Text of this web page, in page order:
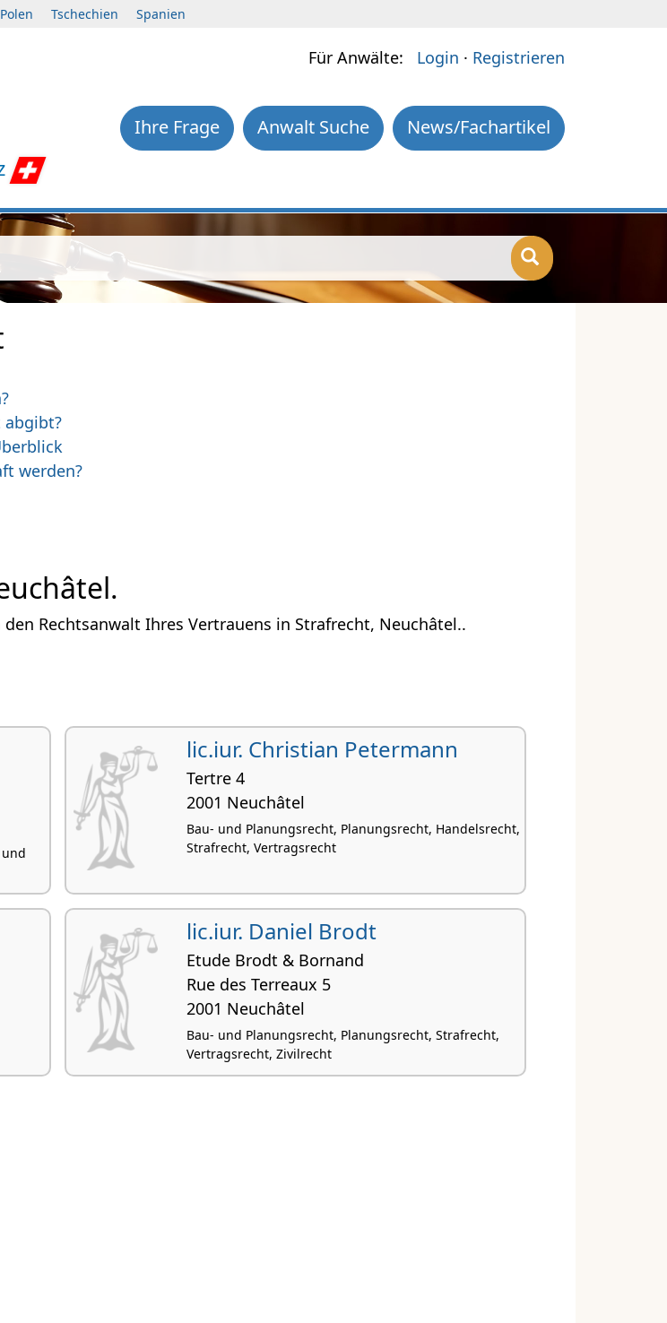
Polen Tschechien Spanien
Für Anwälte: Login · Registrieren
News/Fachartikel
Anwalt Suche
Ihre Frage
abgibt?
werden?
Rechtsanwalt Ihres Vertrauens in Strafrecht, Neuchâtel..
lic.iur. Christian Petermann
Tertre 4
2001 Neuchâtel
Bau- und Planungsrecht, Planungsrecht, Handelsrecht,
Strafrecht, Vertragsrecht
lic.iur. Daniel Brodt
Etude Brodt & Bornand
Rue des Terreaux 5
2001 Neuchâtel
Bau- und Planungsrecht, Planungsrecht, Strafrecht,
Vertragsrecht, Zivilrecht